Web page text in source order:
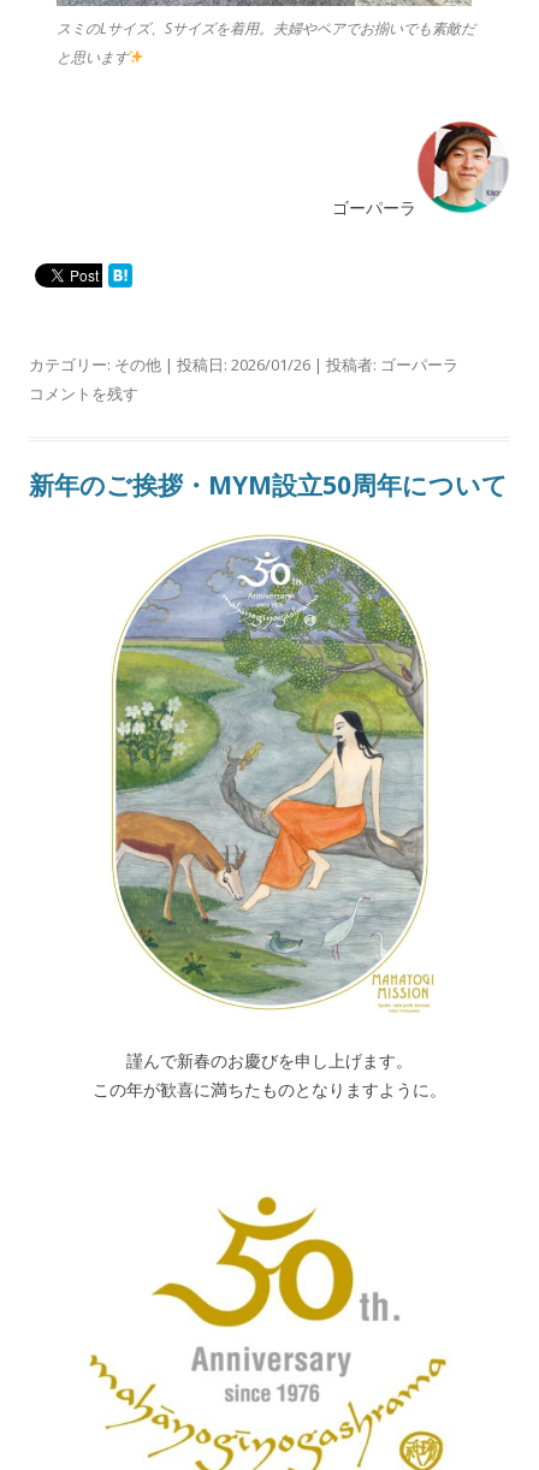
スミのLサイズ、Sサイズを着用。夫婦やペアでお揃いでも素敵だ
と思います
ゴーパーラ
カテゴリー: その他 | 投稿日: 2026/01/26 | 投稿者: ゴーパーラ
コメントを残す
新年のご挨拶・MYM設立50周年について
謹んで新春のお慶びを申し上げます。
この年が歓喜に満ちたものとなりますように。